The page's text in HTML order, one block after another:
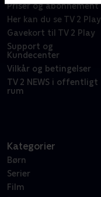
Priser og abonnement
Her kan du se TV 2 Play
Gavekort til TV 2 Play
Support og
Kundecenter
Vilkår og betingelser
TV 2 NEWS i offentligt
rum
Kategorier
Børn
Serier
Film